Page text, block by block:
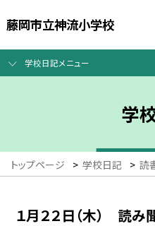
藤岡市立神流小学校
学校日記メニュー
学
トップページ > 学校日記 > 読
１月２２日（木） 読み